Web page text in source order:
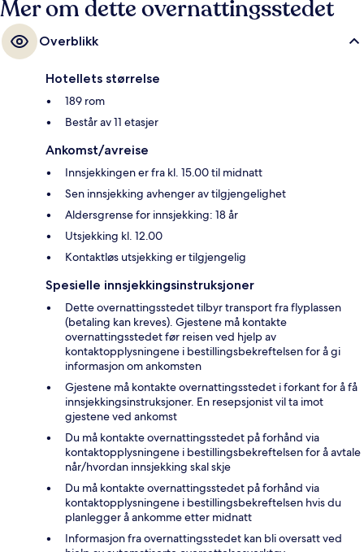
Mer om dette overnattingsstedet
Overblikk
Hotellets størrelse
189 rom
Består av 11 etasjer
Ankomst/avreise
Innsjekkingen er fra kl. 15.00 til midnatt
Sen innsjekking avhenger av tilgjengelighet
Aldersgrense for innsjekking: 18 år
Utsjekking kl. 12.00
Kontaktløs utsjekking er tilgjengelig
Spesielle innsjekkingsinstruksjoner
Dette overnattingsstedet tilbyr transport fra flyplassen
(betaling kan kreves). Gjestene må kontakte
overnattingsstedet før reisen ved hjelp av
kontaktopplysningene i bestillingsbekreftelsen for å gi
informasjon om ankomsten
Gjestene må kontakte overnattingsstedet i forkant for å få
innsjekkingsinstruksjoner. En resepsjonist vil ta imot
gjestene ved ankomst
Du må kontakte overnattingsstedet på forhånd via
kontaktopplysningene i bestillingsbekreftelsen for å avtale
når/hvordan innsjekking skal skje
Du må kontakte overnattingsstedet på forhånd via
kontaktopplysningene i bestillingsbekreftelsen hvis du
planlegger å ankomme etter midnatt
Informasjon fra overnattingsstedet kan bli oversatt ved